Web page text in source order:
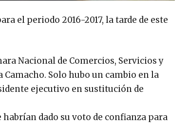
el periodo 2016-2017, la tarde de este
Nacional de Comercios, Servicios y
Solo hubo un cambio en la
ejecutivo en sustitución de
dado su voto de confianza para